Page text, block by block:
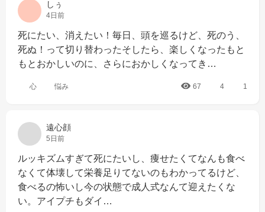
しぅ
4日前
死にたい、消えたい！毎日、頭を巡るけど、死のう、
死ぬ！って切り替わったそしたら、楽しくなったもと
もとおかしいのに、さらにおかしくなってき…
心 悩み 67 4 1
遠心顔
5日前
ルッキズムすぎて死にたいし、痩せたくてなんも食べ
なくて体壊して栄養足りてないのもわかってるけど、
食べるの怖いし今の状態で成人式なんて迎えたくな
い。アイプチもダイ…